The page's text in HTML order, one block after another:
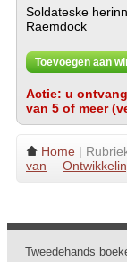
Soldateske
Raemdock
Toevoegen aan
Actie: u
van 5 of meer
Home |
van
Tweedehands